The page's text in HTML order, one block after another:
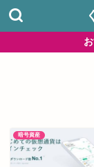
暗号資産